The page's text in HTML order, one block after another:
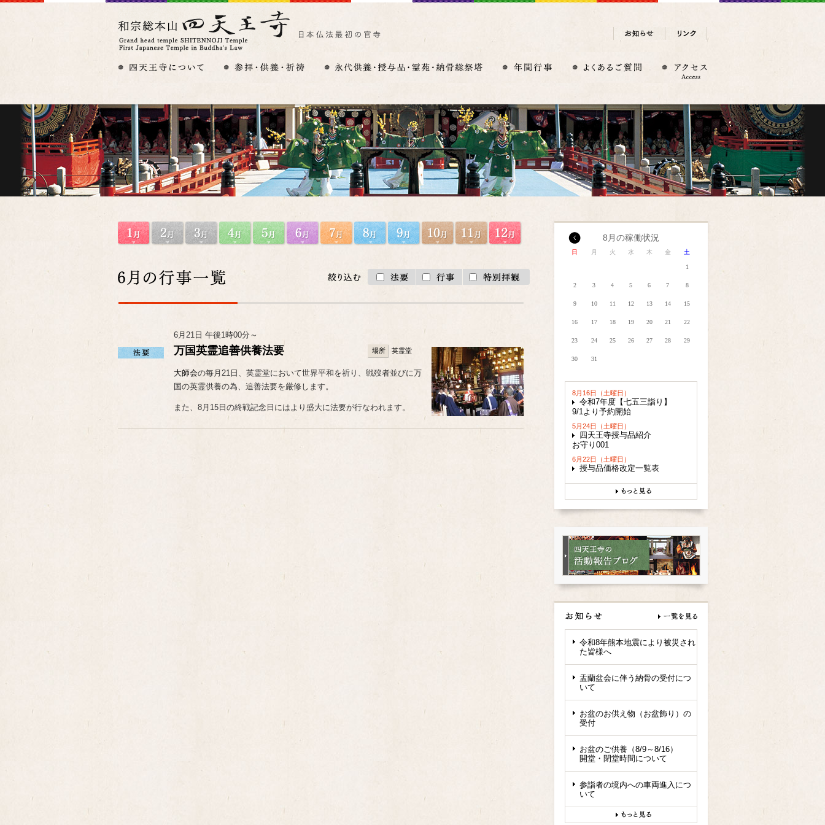
6月21日 午後1時00分～
万国英霊追善供養法要 場所 英霊堂
大師会の毎月21日、英霊堂において世界平和を祈り、戦歿者並びに万
国の英霊供養の為、追善法要を厳修します。
また、8月15日の終戦記念日にはより盛大に法要が行なわれます。
8月の稼働状況
日 月 火 水 木 金 土
1
2 3 4 5 6 7 8
9 10 11 12 13 14 15
16 17 18 19 20 21 22
23 24 25 26 27 28 29
30 31
8月16日（土曜日）
令和7年度【七五三詣り】
9/1より予約開始
5月24日（土曜日）
四天王寺授与品紹介
お守り001
6月22日（土曜日）
授与品価格改定一覧表
令和8年熊本地震により被災され
た皆様へ
盂蘭盆会に伴う納骨の受付につ
いて
お盆のお供え物（お盆飾り）の
受付
お盆のご供養（8/9～8/16）
開堂・閉堂時間について
参詣者の境内への車両進入につ
いて